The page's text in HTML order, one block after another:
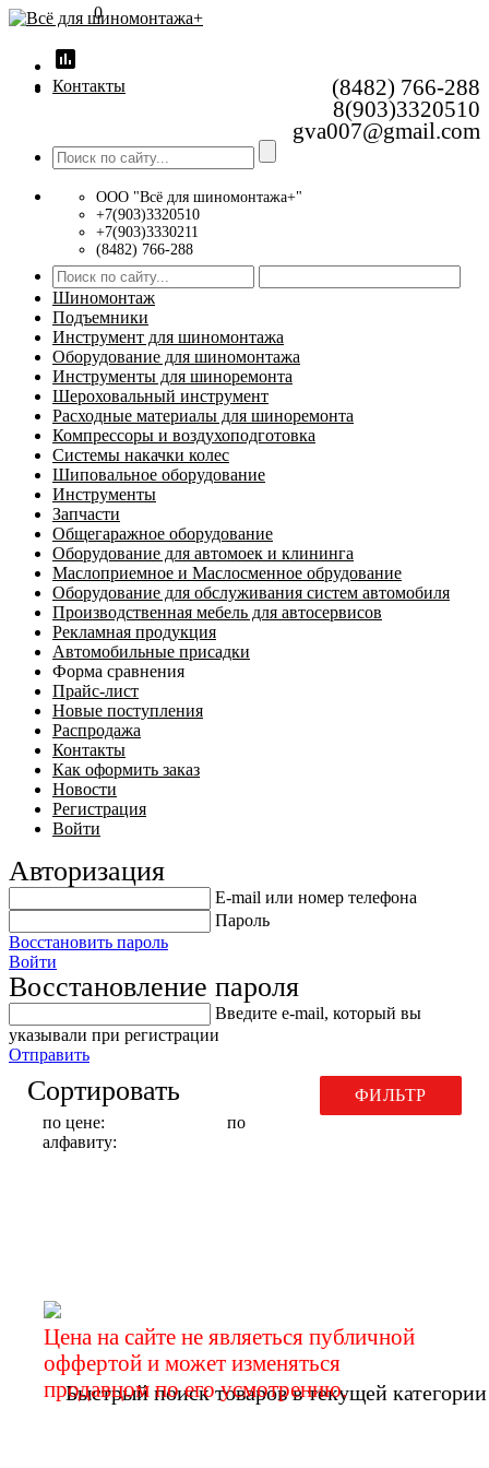
insert_chart
0
Контакты
(8482) 766-288
8(903)3320510
gva007@gmail.com
ООО "Всё для шиномонтажа+"
+7(903)3320510
+7(903)3330211
(8482) 766-288
Шиномонтаж
Подъемники
Инструмент для шиномонтажа
Оборудование для шиномонтажа
Инструменты для шиноремонта
Шероховальный инструмент
Расходные материалы для шиноремонта
Компрессоры и воздухоподготовка
Системы накачки колес
Шиповальное оборудование
Инструменты
Запчасти
Общегаражное оборудование
Оборудование для автомоек и клининга
Маслоприемное и Маслосменное обрудование
Оборудование для обслуживания систем автомобиля
Производственная мебель для автосервисов
Рекламная продукция
Автомобильные присадки
Форма сравнения
Прайс-лист
Новые поступления
Распродажа
Контакты
Как оформить заказ
Новости
Регистрация
Войти
Авторизация
E-mail или номер телефона
Пароль
Восстановить пароль
Войти
Восстановление пароля
Введите е-mail, который вы
указывали при регистрации
Отправить
ФИЛЬТР
Сортировать
по цене:
по
алфавиту:
Цена на сайте не являеться публичной
оффертой и может изменяться
продавцом по его усмотрению.